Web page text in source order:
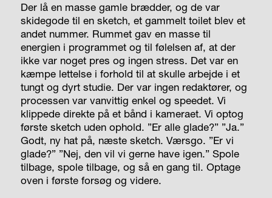
Der lå en masse gamle brædder, og de var
skidegode til en sketch, et gammelt toilet blev et
andet nummer. Rummet gav en masse til
energien i programmet og til følelsen af, at der
ikke var noget pres og ingen stress. Det var en
kæmpe lettelse i forhold til at skulle arbejde i et
tungt og dyrt studie. Der var ingen redaktører, og
processen var vanvittig enkel og speedet. Vi
klippede direkte på et bånd i kameraet. Vi optog
første sketch uden ophold. ”Er alle glade?” ”Ja.”
Godt, ny hat på, næste sketch. Værsgo. ”Er vi
glade?” ”Nej, den vil vi gerne have igen.” Spole
tilbage, spole tilbage, og så en gang til. Optage
oven i første forsøg og videre.